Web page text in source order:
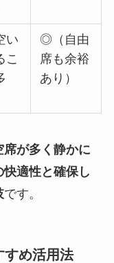
い
こ
◎（自由
席も余裕
あり）
が多く静かに
適性と確保し
です。
すめ活用法